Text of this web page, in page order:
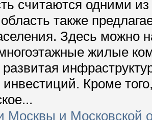
считаются одними
также
Здесь можно
жилые
Кроме
Москвы и Московской